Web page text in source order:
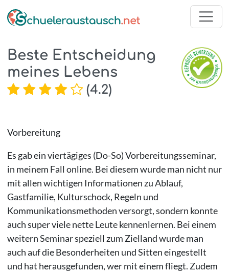
Beste Entscheidung
meines Lebens
(4.2)
Vorbereitung
Es gab ein viertägiges (Do-So) Vorbereitungsseminar,
in meinem Fall online. Bei diesem wurde man nicht nur
mit allen wichtigen Informationen zu Ablauf,
Gastfamilie, Kulturschock, Regeln und
Kommunikationsmethoden versorgt, sondern konnte
auch super viele nette Leute kennenlernen. Bei einem
weitern Seminar speziell zum Zielland wurde man
auch auf die Besonderheiten und Sitten eingestellt
und hat herausgefunden, wer mit einem fliegt. Zudem